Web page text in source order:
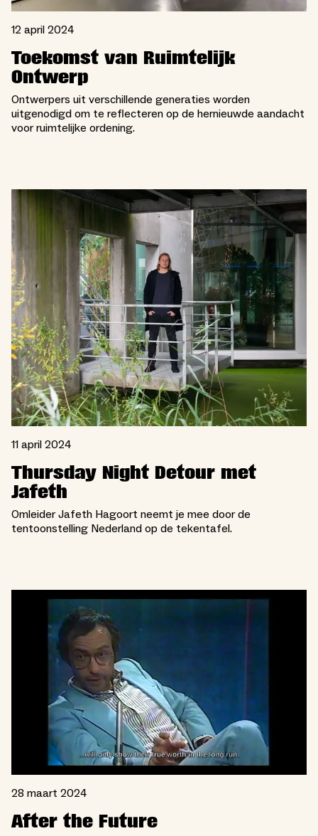
12 april 2024
Toekomst van Ruimtelijk
Ontwerp
Ontwerpers uit verschillende generaties worden
uitgenodigd om te reflecteren op de hernieuwde aandacht
voor ruimtelijke ordening.
11 april 2024
Thursday Night Detour met
Jafeth
Omleider Jafeth Hagoort neemt je mee door de
tentoonstelling Nederland op de tekentafel.
28 maart 2024
After the Future